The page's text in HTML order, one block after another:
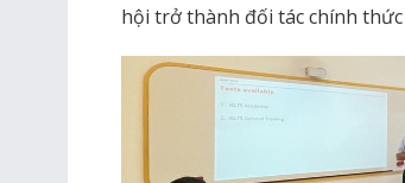
hội trở thành đối tác chính